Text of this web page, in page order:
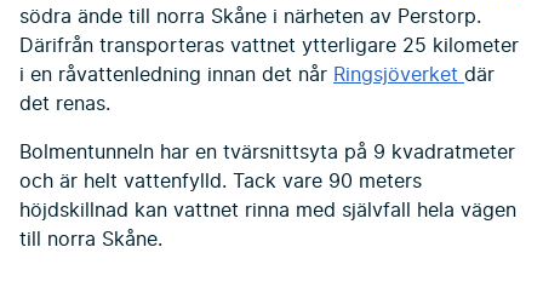
södra ände till norra Skåne i närheten av Perstorp.
Därifrån transporteras vattnet ytterligare 25 kilometer
i en råvattenledning innan det når Ringsjöverket där
det renas.
Bolmentunneln har en tvärsnittsyta på 9 kvadratmeter
och är helt vattenfylld. Tack vare 90 meters
höjdskillnad kan vattnet rinna med självfall hela vägen
till norra Skåne.